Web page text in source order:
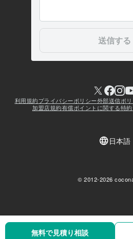
無料で見積り相談
無料で見積り相談